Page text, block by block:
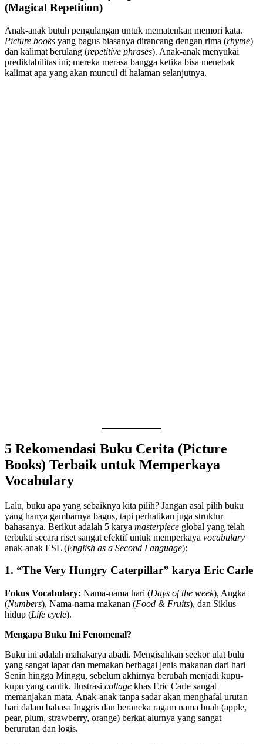
(Magical Repetition)
Anak-anak butuh pengulangan untuk mematenkan memori kata.
Picture books yang bagus biasanya dirancang dengan rima (rhyme)
dan kalimat berulang (repetitive phrases). Anak-anak menyukai
prediktabilitas ini; mereka merasa bangga ketika bisa menebak
kalimat apa yang akan muncul di halaman selanjutnya.
5 Rekomendasi Buku Cerita (Picture
Books) Terbaik untuk Memperkaya
Vocabulary
Lalu, buku apa yang sebaiknya kita pilih? Jangan asal pilih buku
yang hanya gambarnya bagus, tapi perhatikan juga struktur
bahasanya. Berikut adalah 5 karya masterpiece global yang telah
terbukti secara riset sangat efektif untuk memperkaya vocabulary
anak-anak ESL (English as a Second Language):
1. “The Very Hungry Caterpillar” karya Eric Carle
Fokus Vocabulary: Nama-nama hari (Days of the week), Angka
(Numbers), Nama-nama makanan (Food & Fruits), dan Siklus
hidup (Life cycle).
Mengapa Buku Ini Fenomenal?
Buku ini adalah mahakarya abadi. Mengisahkan seekor ulat bulu
yang sangat lapar dan memakan berbagai jenis makanan dari hari
Senin hingga Minggu, sebelum akhirnya berubah menjadi kupu-
kupu yang cantik. Ilustrasi collage khas Eric Carle sangat
memanjakan mata. Anak-anak tanpa sadar akan menghafal urutan
hari dalam bahasa Inggris dan beraneka ragam nama buah (apple,
pear, plum, strawberry, orange) berkat alurnya yang sangat
berurutan dan logis.